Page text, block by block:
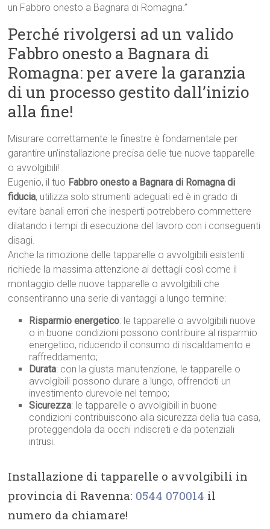
un Fabbro onesto a Bagnara di Romagna.”
Perché rivolgersi ad un valido
Fabbro onesto a Bagnara di
Romagna: per avere la garanzia
di un processo gestito dall’inizio
alla fine!
Misurare correttamente le finestre è fondamentale per
garantire un’installazione precisa delle tue nuove tapparelle
o avvolgibili!
Eugenio, il tuo Fabbro onesto a Bagnara di Romagna di
fiducia, utilizza solo strumenti adeguati ed è in grado di
evitare banali errori che inesperti potrebbero commettere
dilatando i tempi di esecuzione del lavoro con i conseguenti
disagi.
Anche la rimozione delle tapparelle o avvolgibili esistenti
richiede la massima attenzione ai dettagli così come il
montaggio delle nuove tapparelle o avvolgibili che
consentiranno una serie di vantaggi a lungo termine:
Risparmio energetico: le tapparelle o avvolgibili nuove
o in buone condizioni possono contribuire al risparmio
energetico, riducendo il consumo di riscaldamento e
raffreddamento;
Durata: con la giusta manutenzione, le tapparelle o
avvolgibili possono durare a lungo, offrendoti un
investimento durevole nel tempo;
Sicurezza: le tapparelle o avvolgibili in buone
condizioni contribuiscono alla sicurezza della tua casa,
proteggendola da occhi indiscreti e da potenziali
intrusi.
Installazione di tapparelle o avvolgibili in
provincia di Ravenna: 0544 070014 il
numero da chiamare!